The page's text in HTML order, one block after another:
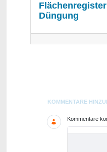
Flächenregister
Düngung
Blogs
KOMMENTARE
Kommentare